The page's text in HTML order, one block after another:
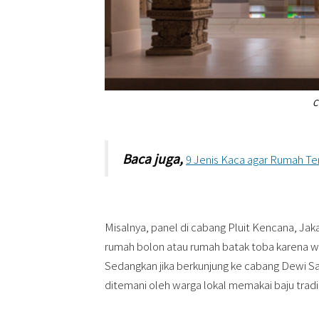
Baca juga,9 Jenis Kaca agar Rumah
Misalnya, panel di cabang Pluit Kencana,
rumah bolon atau rumah batak toba karena
Sedangkan jika berkunjung ke cabang Dewi
ditemani oleh warga lokal memakai baju